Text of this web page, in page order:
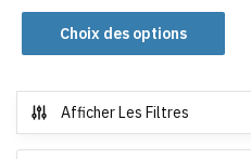
Choix des options
Ce
produit
plusieurs
variations.
Afficher Les Filtres